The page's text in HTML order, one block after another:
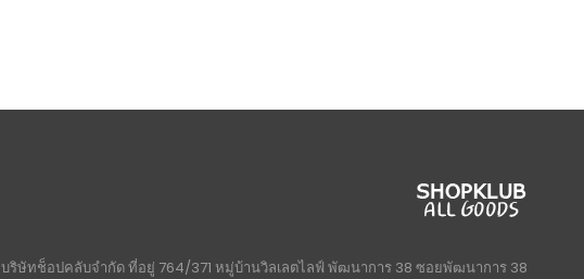
บริษัทช็อปคลับจำกัด ที่อยู่ 764/371 หมู่บ้านวิลเลตไลฟ์ พัฒนาการ 38 ซอยพัฒนาการ 38